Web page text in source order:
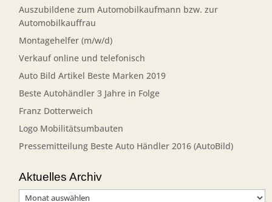
Auszubildene zum Automobilkaufmann bzw. zur
Automobilkauffrau
Montagehelfer (m/w/d)
Verkauf online und telefonisch
Auto Bild Artikel Beste Marken 2019
Beste Autohändler 3 Jahre in Folge
Franz Dotterweich
Logo Mobilitätsumbauten
Pressemitteilung Beste Auto Händler 2016 (AutoBild)
Aktuelles Archiv
Aktuelles